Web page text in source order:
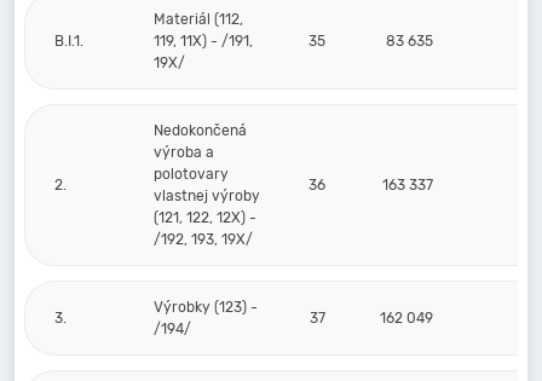
B.I.1.
Materiál (112,
119, 11X) - /191,
19X/
35 83 635
2.
Nedokončená
výroba a
polotovary
vlastnej výroby
(121, 122, 12X) -
/192, 193, 19X/
36 163 337
3.
Výrobky (123) -
/194/
37 162 049